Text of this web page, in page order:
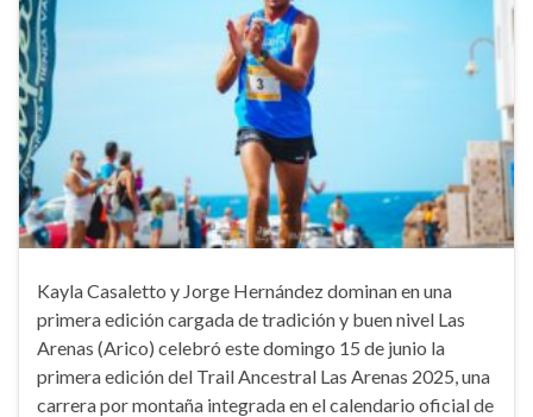
Kayla Casaletto y Jorge Hernández dominan en una
primera edición cargada de tradición y buen nivel Las
Arenas (Arico) celebró este domingo 15 de junio la
primera edición del Trail Ancestral Las Arenas 2025, una
carrera por montaña integrada en el calendario oficial de